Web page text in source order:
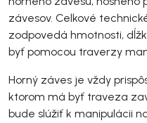
závesov. Celkové
zodpovedá hmotnosti,
byť pomocou traverzy
Horný záves je vždy
ktorom má byť traveza
bude slúžiť k manipulácii